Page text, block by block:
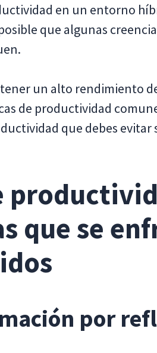
en un entorno
que algunas
un alto rendimiento
de productividad
que debes evitar
que se
por